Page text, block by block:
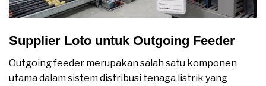
Supplier Loto untuk Outgoing Feeder
Outgoing feeder merupakan salah satu komponen
utama dalam sistem distribusi tenaga listrik yang